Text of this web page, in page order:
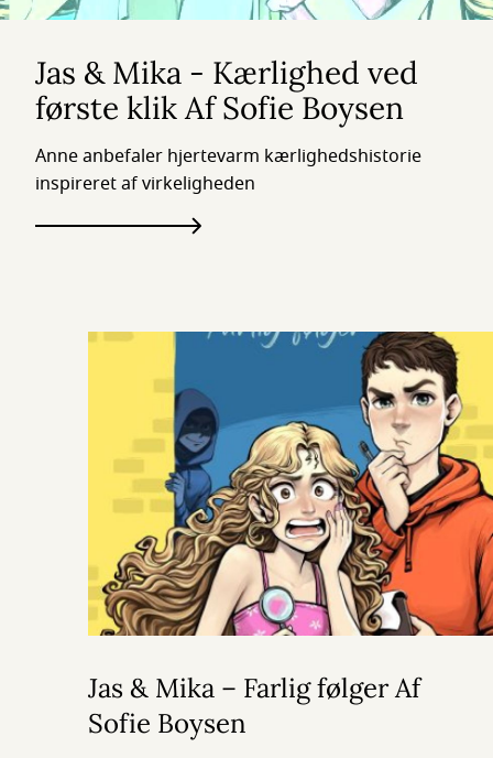
Jas & Mika - Kærlighed ved
første klik Af Sofie Boysen
Anne anbefaler hjertevarm kærlighedshistorie
inspireret af virkeligheden
Jas & Mika – Farlig følger Af
Sofie Boysen